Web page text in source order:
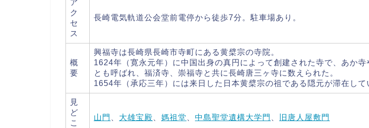
ア
ク
セ
ス
長崎電気軌道公会堂前電停から徒歩7分。駐車場あり。
概
要
興福寺は長崎県長崎市寺町にある黄檗宗の寺院。
1624年（寛永元年）に中国出身の真円によって創建された寺で、あか寺
とも呼ばれ、福済寺、崇福寺と共に長崎唐三ヶ寺に数えられた。
1654年（承応三年）には来日した日本黄檗宗の祖である隠元が滞在して
見
ど
こ
山門 大雄宝殿 媽祖堂 中島聖堂遺構大学門 旧唐人屋敷門